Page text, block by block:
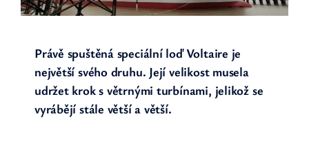
Právě spuštěná speciální loď Voltaire je
největší svého druhu. Její velikost musela
udržet krok s větrnými turbínami, jelikož se
vyrábějí stále větší a větší.